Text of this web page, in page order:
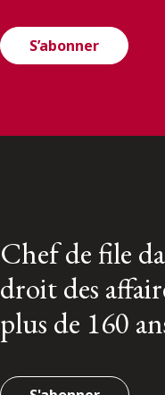
S’abonner
Chef de file
droit des
plus de 160